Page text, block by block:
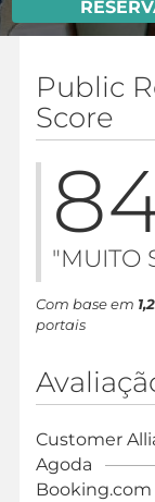
Public
Score
"MUITO
Com base em
portais
Customer
Agoda
Booking.com